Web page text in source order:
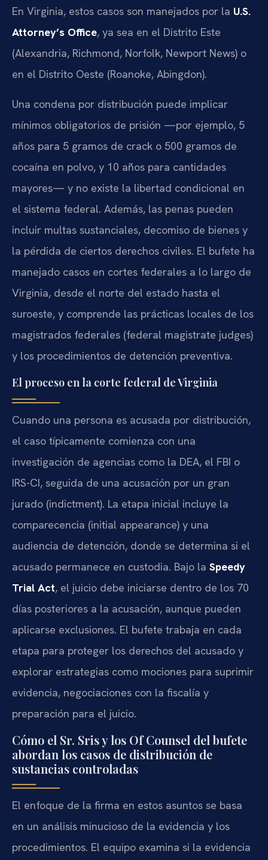
En Virginia, estos casos son manejados por la U.S.
Attorney’s Office, ya sea en el Distrito Este
(Alexandria, Richmond, Norfolk, Newport News) o
en el Distrito Oeste (Roanoke, Abingdon).
Una condena por distribución puede implicar
mínimos obligatorios de prisión —por ejemplo, 5
años para 5 gramos de crack o 500 gramos de
cocaína en polvo, y 10 años para cantidades
mayores— y no existe la libertad condicional en
el sistema federal. Además, las penas pueden
incluir multas sustanciales, decomiso de bienes y
la pérdida de ciertos derechos civiles. El bufete ha
manejado casos en cortes federales a lo largo de
Virginia, desde el norte del estado hasta el
suroeste, y comprende las prácticas locales de los
magistrados federales (federal magistrate judges)
y los procedimientos de detención preventiva.
El proceso en la corte federal de Virginia
Cuando una persona es acusada por distribución,
el caso típicamente comienza con una
investigación de agencias como la DEA, el FBI o
IRS-CI, seguida de una acusación por un gran
jurado (indictment). La etapa inicial incluye la
comparecencia (initial appearance) y una
audiencia de detención, donde se determina si el
acusado permanece en custodia. Bajo la Speedy
Trial Act, el juicio debe iniciarse dentro de los 70
días posteriores a la acusación, aunque pueden
aplicarse exclusiones. El bufete trabaja en cada
etapa para proteger los derechos del acusado y
explorar estrategias como mociones para suprimir
evidencia, negociaciones con la fiscalía y
preparación para el juicio.
Cómo el Sr. Sris y los Of Counsel del bufete
abordan los casos de distribución de
sustancias controladas
El enfoque de la firma en estos asuntos se basa
en un análisis minucioso de la evidencia y los
procedimientos. El equipo examina si la evidencia